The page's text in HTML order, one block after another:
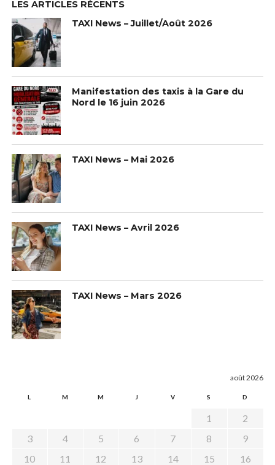
LES ARTICLES RÉCENTS
TAXI News – Juillet/Août 2026
Manifestation des taxis à la Gare du
Nord le 16 juin 2026
TAXI News – Mai 2026
TAXI News – Avril 2026
TAXI News – Mars 2026
août 2026
L M M J V S D
1
2
3
4 5 6 7 8
9
10
11 12 13 14 15
16